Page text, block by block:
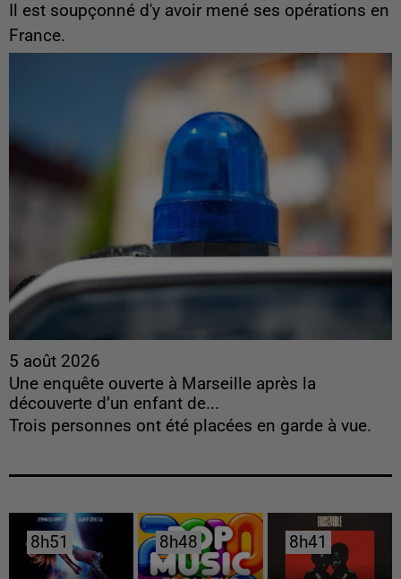
Il est soupçonné d'y avoir mené ses opérations en
France.
5 août 2026
Une enquête ouverte à Marseille après la
découverte d’un enfant de...
Trois personnes ont été placées en garde à vue.
8h51
8h51 8h48
8h48 8h41
8h41